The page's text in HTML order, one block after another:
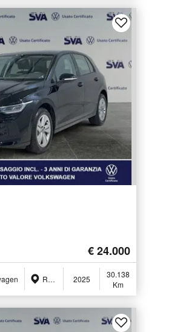
€ 24.000
Ravenna (RA) 2025
30.138
Km